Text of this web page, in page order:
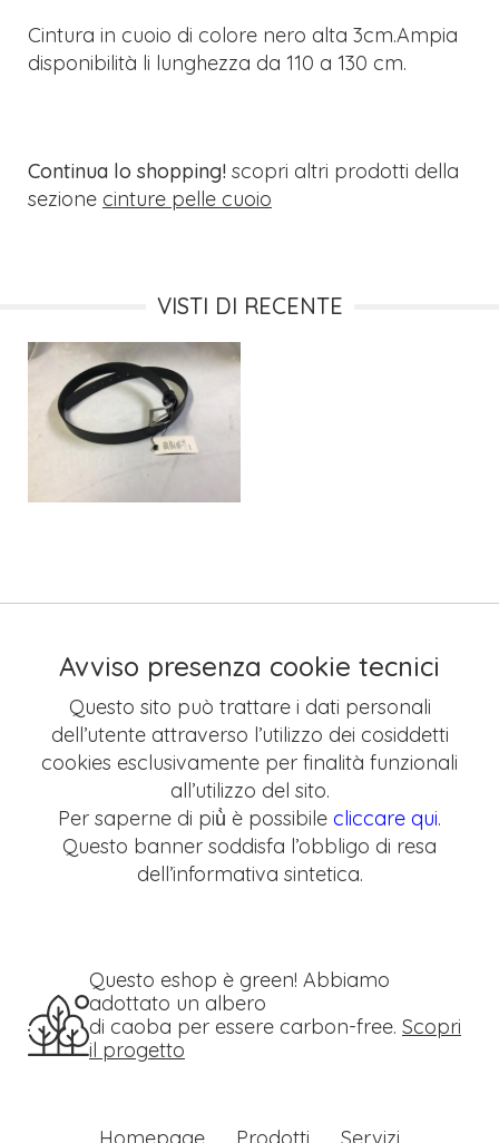
Cintura in cuoio di colore nero alta 3cm.Ampia
disponibilità li lunghezza da 110 a 130 cm.
Continua lo shopping! scopri altri prodotti della
sezione cinture pelle cuoio
VISTI DI RECENTE
Avviso presenza cookie tecnici
Questo sito può trattare i dati personali
dell’utente attraverso l’utilizzo dei cosiddetti
cookies esclusivamente per finalità funzionali
all’utilizzo del sito.
Per saperne di più̀ è possibile cliccare qui.
Questo banner soddisfa l’obbligo di resa
dell’informativa sintetica.
Questo eshop è green! Abbiamo
adottato un albero
di caoba per essere carbon-free. Scopri
il progetto
Homepage Prodotti Servizi